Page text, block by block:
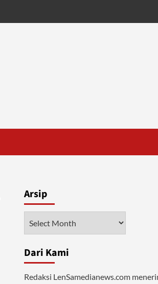
Arsip
Dari Kami
Redaksi LenSamedianews.com